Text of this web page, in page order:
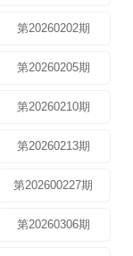
第20260202期
第20260205期
第20260210期
第20260213期
第202600227期
第20260306期